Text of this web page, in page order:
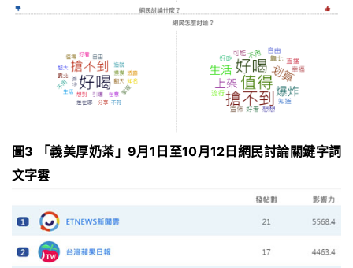
圖3 「義美厚奶茶」9月1日至10月12日網民討論關鍵字詞
文字雲